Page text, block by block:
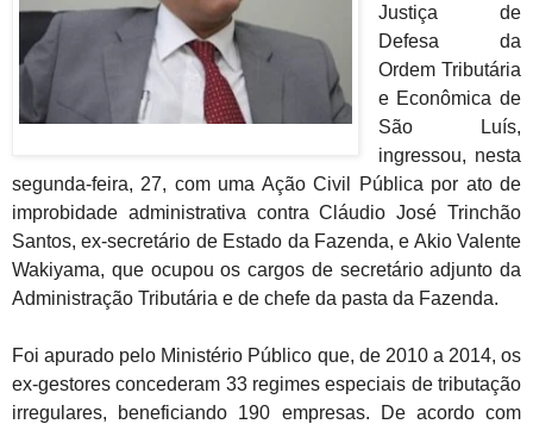
Justiça de
Defesa da
Ordem Tributária
e Econômica de
São Luís,
ingressou, nesta
segunda-feira, 27, com uma Ação Civil Pública por ato de
improbidade administrativa contra Cláudio José Trinchão
Santos, ex-secretário de Estado da Fazenda, e Akio Valente
Wakiyama, que ocupou os cargos de secretário adjunto da
Administração Tributária e de chefe da pasta da Fazenda.
Foi apurado pelo Ministério Público que, de 2010 a 2014, os
ex-gestores concederam 33 regimes especiais de tributação
irregulares, beneficiando 190 empresas. De acordo com